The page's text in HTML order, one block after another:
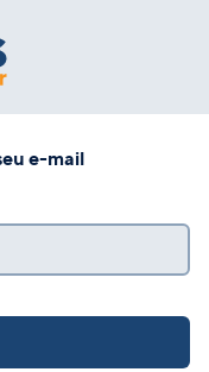
e-mail